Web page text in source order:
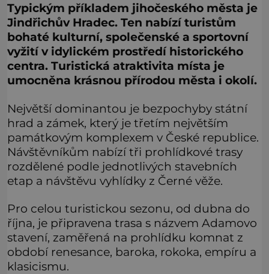
Typickým příkladem jihočeského města je
Jindřichův Hradec. Ten nabízí turistům
bohaté kulturní, společenské a sportovní
vyžití v idylickém prostředí historického
centra. Turistická atraktivita místa je
umocněna krásnou přírodou města i okolí.
Největší dominantou je bezpochyby státní
hrad a zámek, který je třetím největším
památkovým komplexem v České republice.
Návštěvníkům nabízí tři prohlídkové trasy
rozdělené podle jednotlivých stavebních
etap a návštěvu vyhlídky z Černé věže.
Pro celou turistickou sezonu, od dubna do
října, je připravena trasa s názvem Adamovo
stavení, zaměřená na prohlídku komnat z
období renesance, baroka, rokoka, empíru a
klasicismu.